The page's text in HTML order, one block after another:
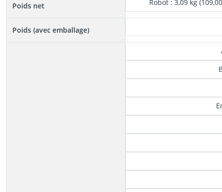
Poids net Robot : 3,09 kg
Poids (avec emballage)